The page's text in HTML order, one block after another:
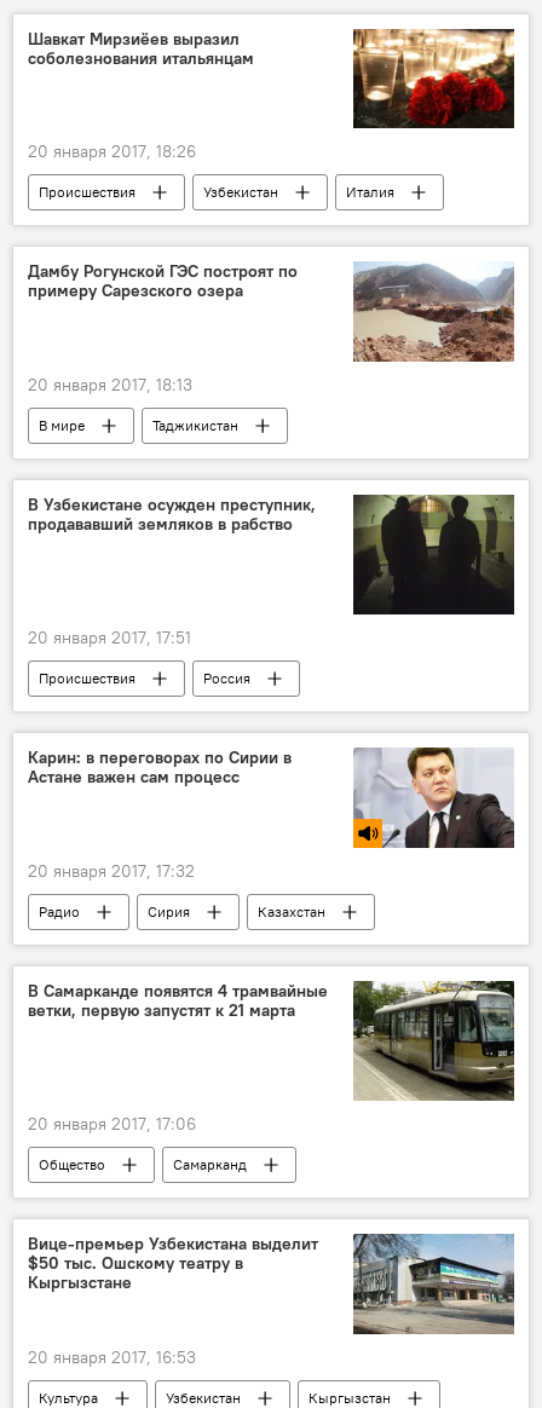
тушение пожара
Шавкат Мирзиёев выразил
соболезнования итальянцам
20 января 2017, 18:26
Происшествия Узбекистан
Италия
горы
соболезнования
схождение лавины
Дамбу Рогунской ГЭС построят по
примеру Сарезского озера
20 января 2017, 18:13
В мире
Таджикистан
Рогунская ГЭС
В Узбекистане осужден преступник,
продававший земляков в рабство
20 января 2017, 17:51
Происшествия
Россия
Сырдарьинская область
Самаркандская область
Джизак
Пенза
Карин: в переговорах по Сирии в
Астане важен сам процесс
20 января 2017, 17:32
Радио Сирия
Казахстан
Астана
В Самарканде появятся 4 трамвайные
ветки, первую запустят к 21 марта
20 января 2017, 17:06
Общество
Самарканд
Узбекистон темир йуллари
Вице-премьер Узбекистана выделит
$50 тыc. Ошскому театру в
Кыргызстане
20 января 2017, 16:53
Культура Узбекистан
Кыргызстан